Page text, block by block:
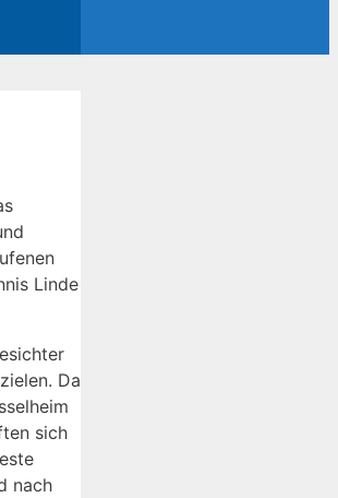
Linde
Da
sich
nach